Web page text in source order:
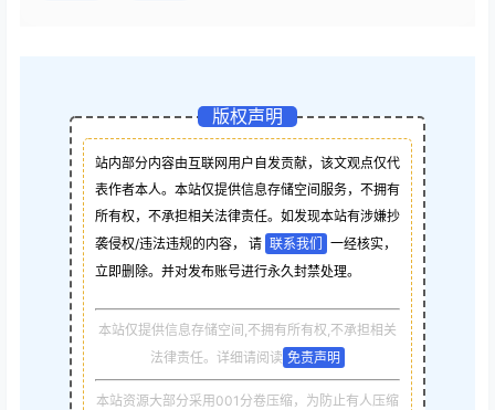
版权声明
站内部分内容由互联网用户自发贡献，该文观点仅代
表作者本人。本站仅提供信息存储空间服务，不拥有
所有权，不承担相关法律责任。如发现本站有涉嫌抄
袭侵权/违法违规的内容， 请 联系我们
一经核实，
立即删除。并对发布账号进行永久封禁处理。
本站仅提供信息存储空间,不拥有所有权,不承担相关
法律责任。详细请阅读 免责声明
本站资源大部分采用001分卷压缩，为防止有人压缩